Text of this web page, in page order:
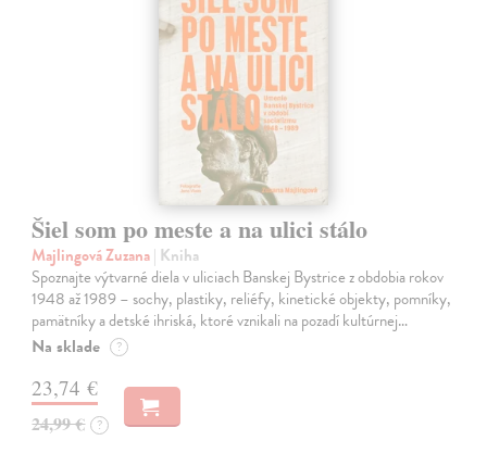
Šiel som po meste a na ulici stálo
Majlingová Zuzana| Kniha
Spoznajte výtvarné diela v uliciach Banskej Bystrice z obdobia rokov
1948 až 1989 – sochy, plastiky, reliéfy, kinetické objekty, pomníky,
pamätníky a detské ihriská, ktoré vznikali na pozadí kultúrnej…
Na sklade ?
23,74 €
24,99 € ?